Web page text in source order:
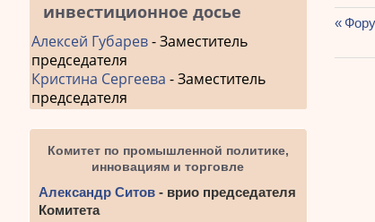
инвестиционное досье
Алексей Губарев- Заместитель
председателя
Кристина Сергеева - Заместитель
председателя
Комитет по промышленной политике,
инновациям и торговле
Александр Ситов - врио председателя
Комитета